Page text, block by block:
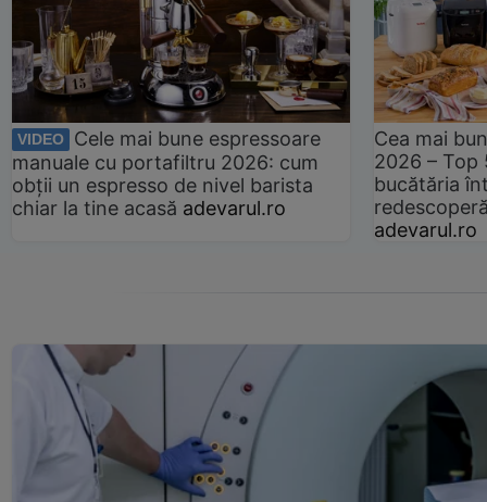
VIDEO
Cele mai bune espressoare
manuale cu portafiltru 2026: cum
obții un espresso de nivel barista
chiar la tine acasă adevarul.ro
Cea mai
2026 –
bucătăria
adevarul.ro